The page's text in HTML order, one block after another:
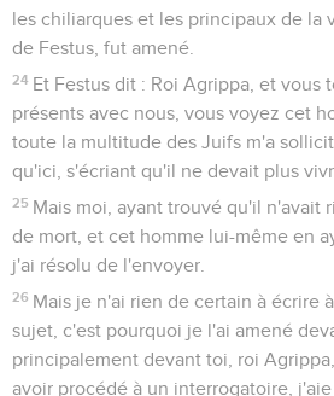
29 Mais Paul dit : Plût à Dieu que non
aussi tous ceux qui m'entendent
devinssiez de toutes manières tels
liens.
30 Et le roi se leva, et le gouverneur et
étaient assis avec eux ;
31 et quand ils se furent retirés, ils
disant : Cet homme ne fait rien qui
liens.
32 Et Agrippa dit à Festus : Cet
s'il n'en avait appelé à César.
Actes 27